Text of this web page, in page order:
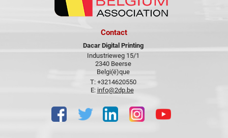
Contact
Dacar Digital Printing
Industrieweg 15/1
2340 Beerse
Belgi(ë)que
T: +3214620550
E: info@2dp.be